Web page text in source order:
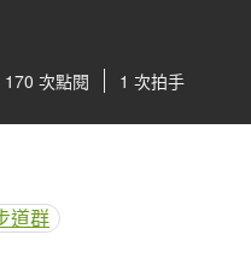
170 次點閱 1 次拍手
道群